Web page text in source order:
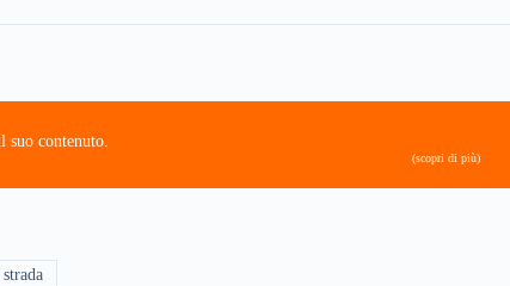
suo contenuto.
(scopri di più)